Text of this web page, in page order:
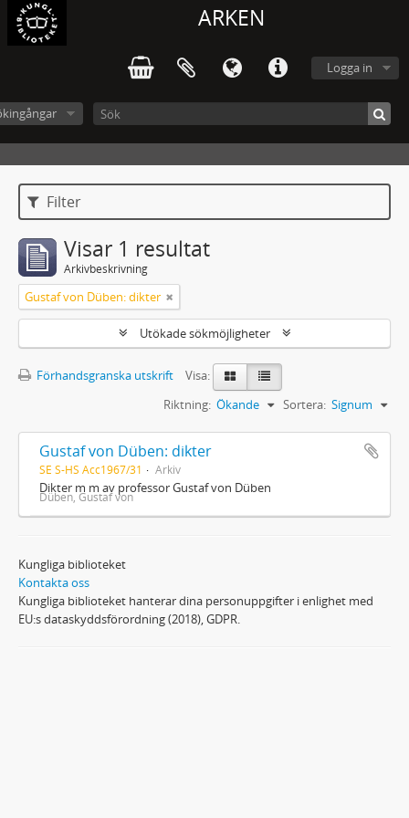
ARKEN
Logga in
Filter
Visar 1 resultat
Arkivbeskrivning
Gustaf von Düben: dikter
Utökade sökmöjligheter
Förhandsgranska utskrift
Visa:
Sortera: Signum
Riktning: Ökande
Gustaf von Düben: dikter
SE S-HS Acc1967/31 Arkiv
Dikter m m av professor Gustaf von Düben
Düben, Gustaf von
Kungliga biblioteket
Kontakta oss
Kungliga biblioteket hanterar dina personuppgifter i enlighet med
EU:s dataskyddsförordning (2018), GDPR.